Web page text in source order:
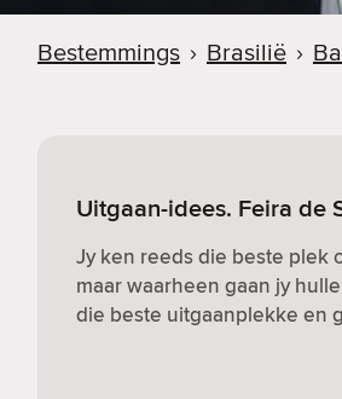
Bestemmings › Brasilië ›
Uitgaan-idees. Feira de
Jy ken reeds die beste plek
maar waarheen gaan jy
die beste uitgaanplekke en